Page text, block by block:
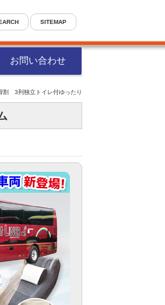
お問い合わせ
SITEMAP
割 3列独立トイレ付ゆったり